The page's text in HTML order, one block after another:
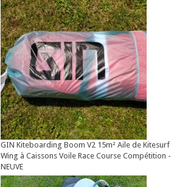
GIN Kiteboarding Boom V2 15m² Aile de Kitesurf
Wing à Caissons Voile Race Course Compétition -
NEUVE